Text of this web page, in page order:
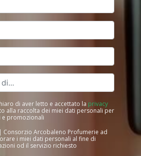
di aver letto e accettato la privacy
dei miei dati personali per
e promozionali
Profumerie ad
i miei dati personali al fine di
od il servizio richiesto